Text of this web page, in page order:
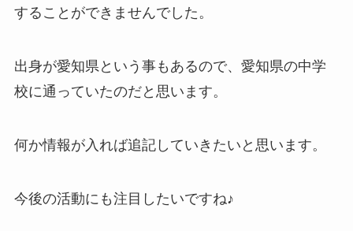
することができませんでした。
出身が愛知県という事もあるので、愛知県の中学
校に通っていたのだと思います。
何か情報が入れば追記していきたいと思います。
今後の活動にも注目したいですね♪